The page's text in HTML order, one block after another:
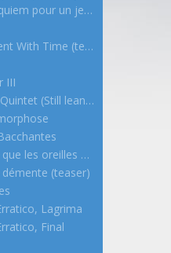
Zimmermann : Requiem pour un jeune poète : Elegia
Ghisi : An Experiment With Time (teaser)
III
Glerup : Clarinette Quintet (Still leaning toward this Machine)
Dupé : Il se trouve que les oreilles n’ont pas de paupières (teaser)
(teaser)
Lagrima
Final